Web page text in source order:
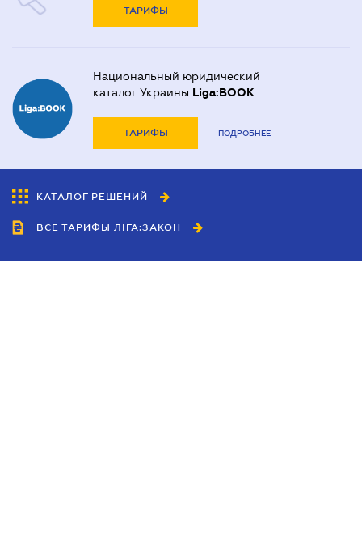
ТАРИФЫ
Национальный юридический
каталог Украины Liga:BOOK
ТАРИФЫ ПОДРОБНЕЕ
КАТАЛОГ РЕШЕНИЙ
ВСЕ ТАРИФЫ ЛІГА:ЗАКОН